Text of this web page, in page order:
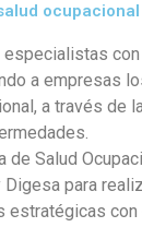
a empresas
a través de
de Salud
para
estratégicas